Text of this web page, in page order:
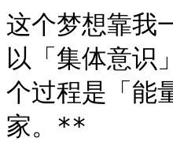
这个梦想靠我
以「集体意识
个过程是「能
家。**